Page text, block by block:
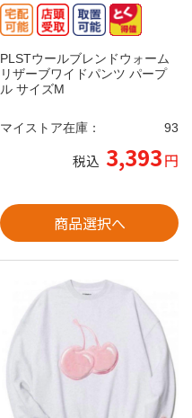
PLSTウールブレンドウォーム
リザーブワイドパンツ パープ
ル サイズM
マイストア在庫： 93
税込 3,393円
商品選択へ